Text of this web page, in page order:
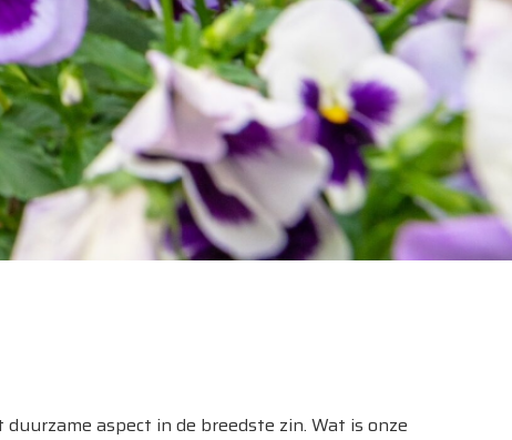
aspect in de breedste zin. Wat is onze